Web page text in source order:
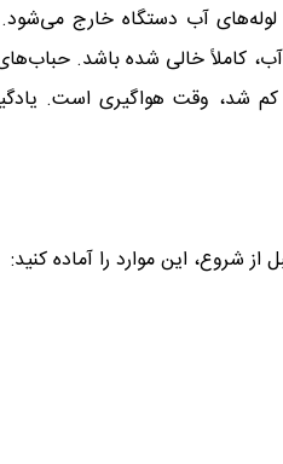
آب دستگاه خارج می‌شود.
خالی شده باشد. حباب‌های
شد، وقت هواگیری است.
شروع، این موارد را آماده کنید: